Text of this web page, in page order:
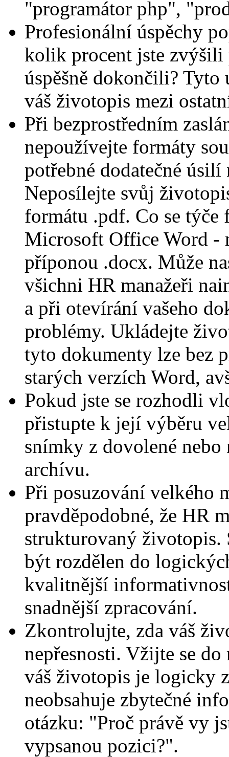
"programátor php",
Profesionální úspěchy
kolik procent jste
úspěšně dokončili?
váš životopis mezi
Při bezprostředním
nepoužívejte formáty
potřebné dodatečné
Neposílejte svůj
formátu .pdf. Co se
Microsoft Office Word -
příponou .docx. Může
všichni HR manažeři
a při otevírání vašeho
problémy. Ukládejte
tyto dokumenty lze bez
starých verzích Word,
Pokud jste se rozhodli
přistupte k její výběru
snímky z dovolené
archívu.
Při posuzování velkého
pravděpodobné, že HR
strukturovaný
být rozdělen do
kvalitnější
snadnější zpracování.
Zkontrolujte, zda váš
nepřesnosti. Vžijte se do
váš životopis je logicky
neobsahuje zbytečné
otázku: "Proč právě vy
vypsanou pozici?".